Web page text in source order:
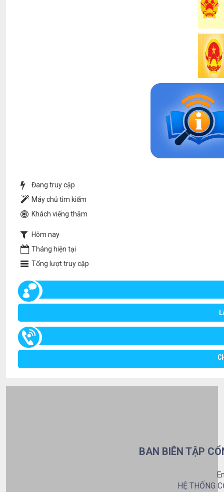
Đang truy cập
Máy chủ tìm kiếm
Khách viếng thăm
Hôm nay
Tháng hiện tại
Tổng lượt truy cập
BAN BIÊN TẬP
HỆ THỐNG